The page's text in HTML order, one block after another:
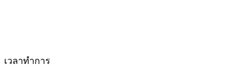
เวลาทำการ